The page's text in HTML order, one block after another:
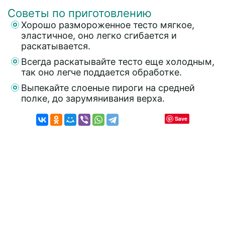
Советы по приготовлению
Хорошо размороженное тесто мягкое,
эластичное, оно легко сгибается и
раскатывается.
Всегда раскатывайте тесто еще холодным,
так оно легче поддается обработке.
Выпекайте слоеные пироги на средней
полке, до зарумянивания верха.
Save